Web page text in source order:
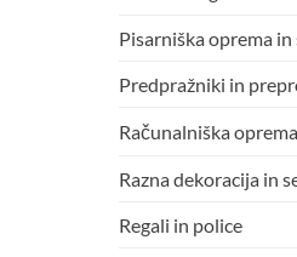
Pisarniška oprema
Predpražniki in
Računalniška oprema
Razna dekoracija in
Regali in police